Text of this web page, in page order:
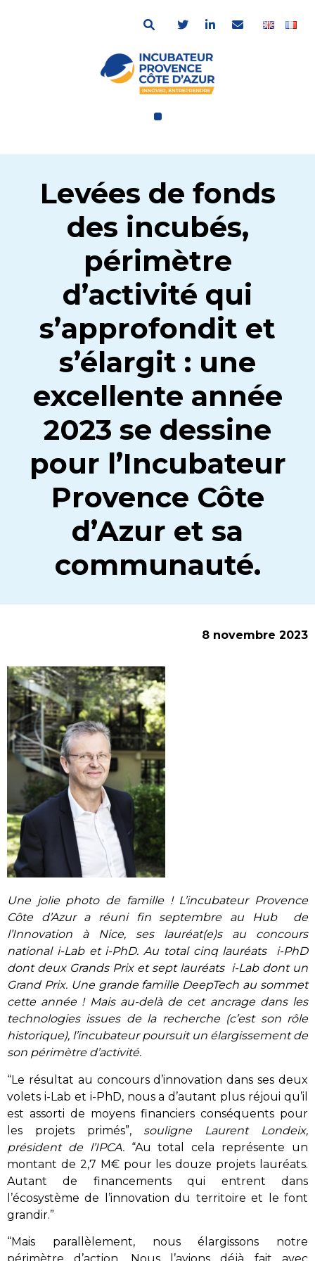
Levées de fonds
des incubés,
périmètre
d’activité qui
s’approfondit et
s’élargit : une
excellente année
2023 se dessine
pour l’Incubateur
Provence Côte
d’Azur et sa
communauté.
8 novembre 2023
Une jolie photo de famille ! L’incubateur Provence
Côte d’Azur a réuni fin septembre au Hub de
l’Innovation à Nice, ses lauréat(e)s au concours
national i-Lab et i-PhD. Au total cinq lauréats i-PhD
dont deux Grands Prix et sept lauréats i-Lab dont un
Grand Prix. Une grande famille DeepTech au sommet
cette année ! Mais au-delà de cet ancrage dans les
technologies issues de la recherche (c’est son rôle
historique), l’incubateur poursuit un élargissement de
son périmètre d’activité.
“Le résultat au concours d’innovation dans ses deux
volets i-Lab et i-PhD, nous a d’autant plus réjoui qu’il
est assorti de moyens financiers conséquents pour
les projets primés”, souligne Laurent Londeix,
président de l’IPCA.“Au total cela représente un
montant de 2,7 M€ pour les douze projets lauréats.
Autant de financements qui entrent dans
l’écosystème de l’innovation du territoire et le font
grandir.”
“Mais parallèlement, nous élargissons notre